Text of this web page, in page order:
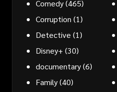
Comedy(465)
Corruption (1)
Detective (1)
Disney+ (30)
documentary(6)
Family(40)